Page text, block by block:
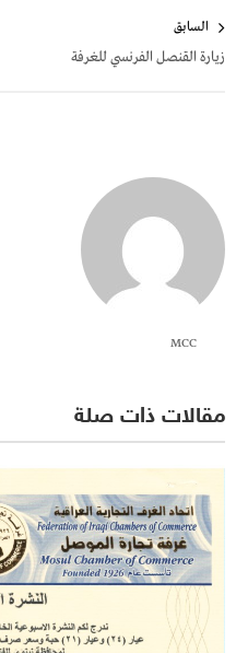
المقالات
السابق
زيارة القنصل الفرنسي للغرفة
MCC
مقالات ذات صلة